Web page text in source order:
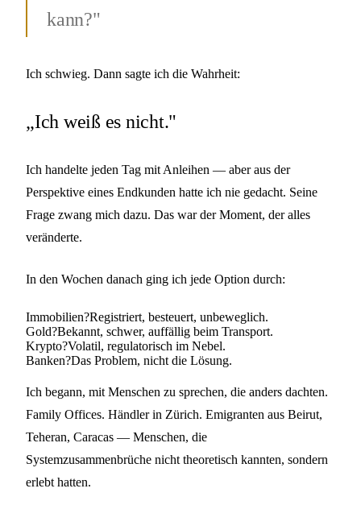
kann?"
Ich schwieg. Dann sagte ich die Wahrheit:
„Ich weiß es nicht."
Ich handelte jeden Tag mit Anleihen — aber aus der
Perspektive eines Endkunden hatte ich nie gedacht. Seine
Frage zwang mich dazu. Das war der Moment, der alles
veränderte.
In den Wochen danach ging ich jede Option durch:
Immobilien?Registriert, besteuert, unbeweglich.
Gold?Bekannt, schwer, auffällig beim Transport.
Krypto?Volatil, regulatorisch im Nebel.
Banken?Das Problem, nicht die Lösung.
Ich begann, mit Menschen zu sprechen, die anders dachten.
Family Offices. Händler in Zürich. Emigranten aus Beirut,
Teheran, Caracas — Menschen, die
Systemzusammenbrüche nicht theoretisch kannten, sondern
erlebt hatten.